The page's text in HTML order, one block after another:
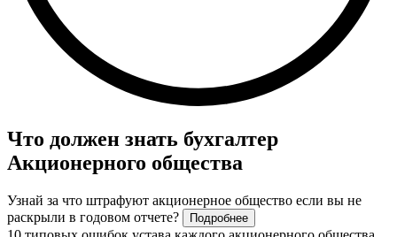
Что должен знать бухгалтер
Акционерного общества
Узнай за что штрафуют акционерное общество если вы не
раскрыли в годовом отчете?
Подробнее